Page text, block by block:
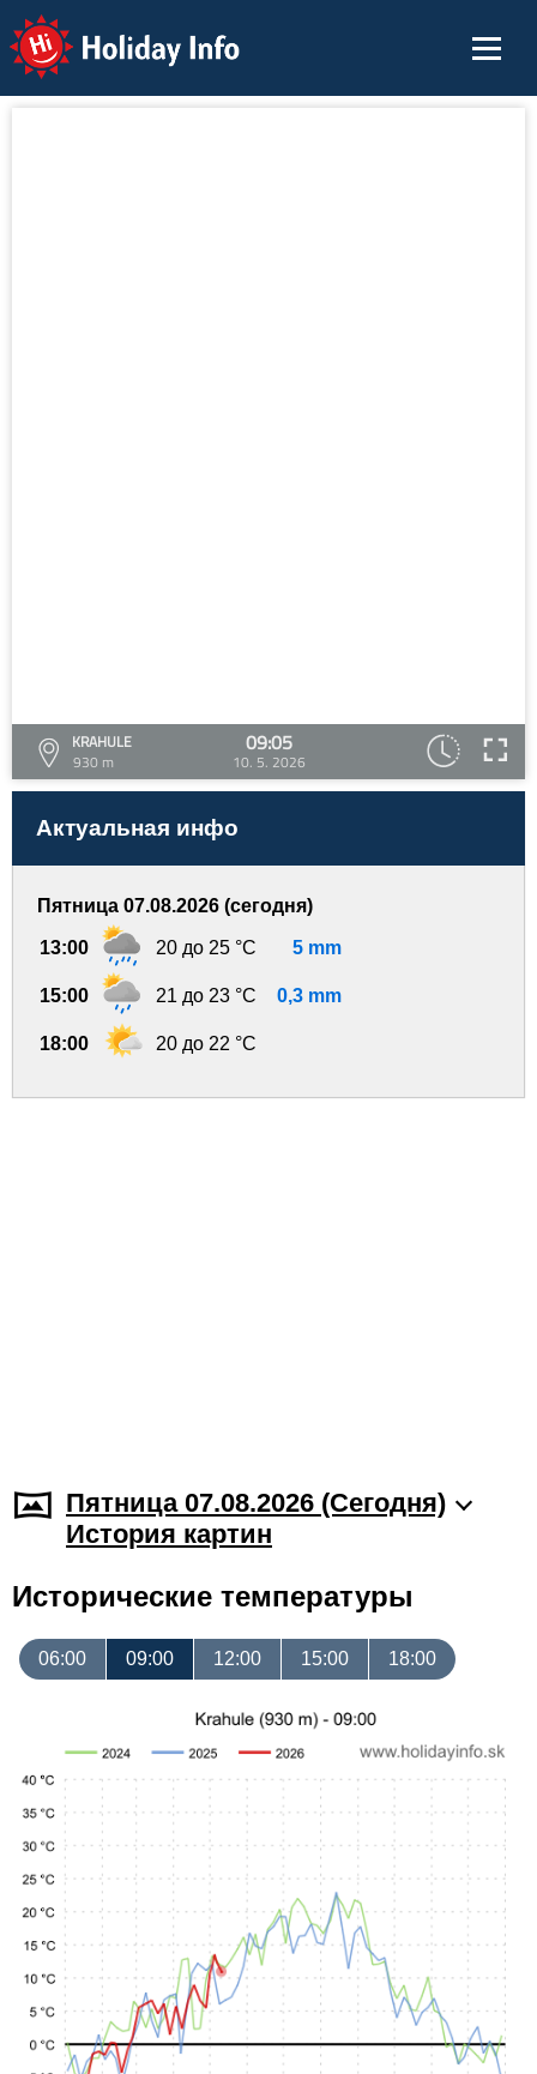
Holiday Info
KRAHULE
930 m
09:05
10. 5. 2026
Актуальная инфо
Пятница 07.08.2026 (сегодня)
13:00 20 до 25 °C 5 mm
15:00 21 до 23 °C 0,3 mm
18:00 20 до 22 °C
Пятница 07.08.2026 (Cегодня)
История картин
Исторические температуры
06:00 09:00 12:00 15:00 18:00